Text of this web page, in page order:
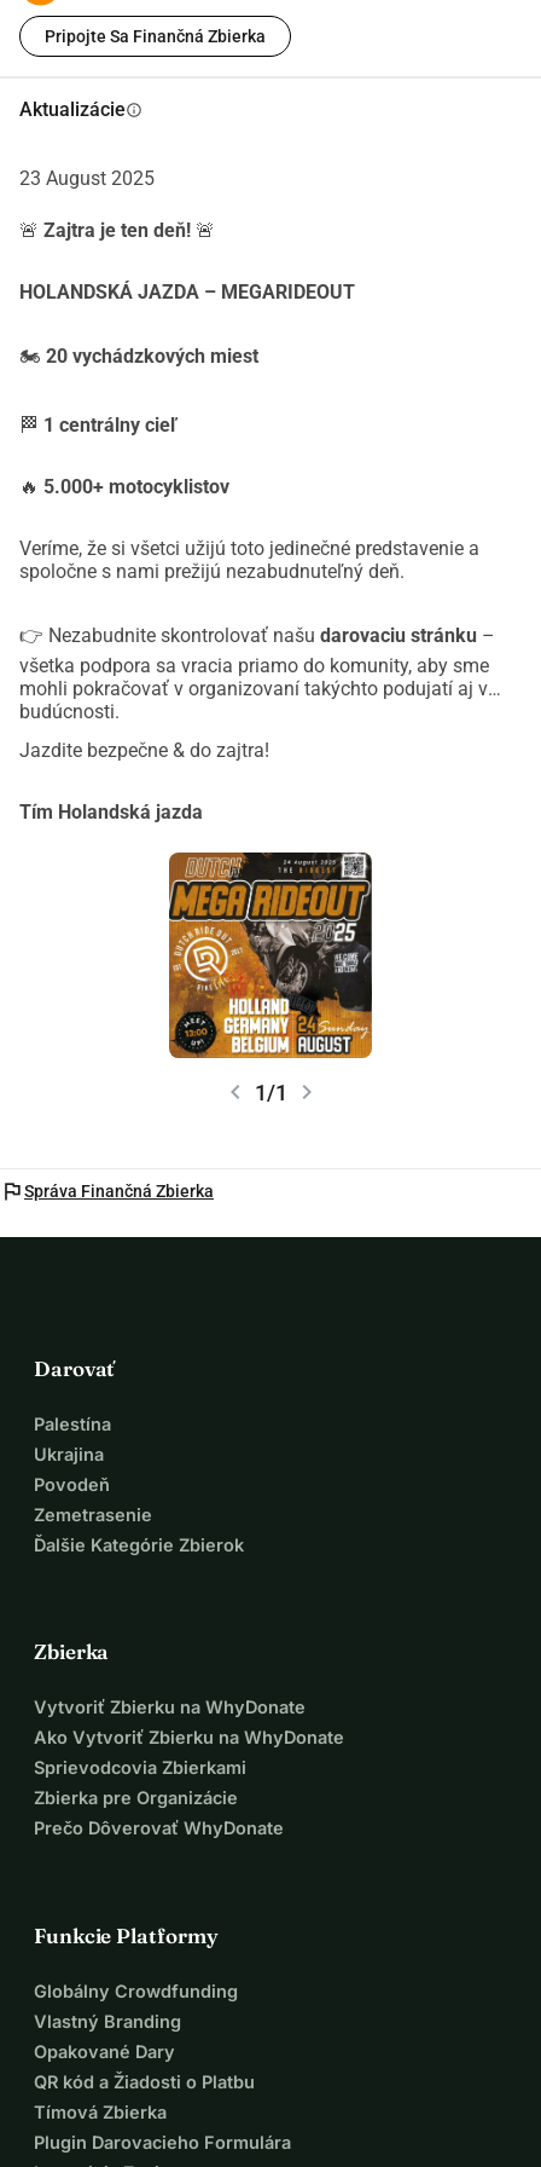
Ty si bol/a pri tom. Ty si to zažil/a. Pomôž nám malým
ešte lepším, bezpečnejším a väčším.
Daruj teraz a pomôž budovať budúcnosť.
Pripojte Sa Finančná Zbierka
Aktualizácieinfo
23 August 2025
🚨 Zajtra je ten deň! 🚨
HOLANDSKÁ JAZDA – MEGARIDEOUT
🏍️ 20 vychádzkových miest
🏁 1 centrálny cieľ
🔥 5.000+ motocyklistov
Veríme, že si všetci užijú toto jedinečné predstavenie a
spoločne s nami prežijú nezabudnuteľný deň.
👉 Nezabudnite skontrolovať našu darovaciu stránku –
všetka podpora sa vracia priamo do komunity, aby sme
mohli pokračovať v organizovaní takýchto podujatí aj v
budúcnosti.
Jazdite bezpečne & do zajtra!
Tím Holandská jazda
chevron_left 1/1 chevron_right
flagSpráva Finančná Zbierka
Darovať
Palestína
Ukrajina
Povodeň
Zemetrasenie
Ďalšie Kategórie Zbierok
Zbierka
Vytvoriť Zbierku na WhyDonate
Ako Vytvoriť Zbierku na WhyDonate
Sprievodcovia Zbierkami
Zbierka pre Organizácie
Prečo Dôverovať WhyDonate
Funkcie Platformy
Globálny Crowdfunding
Vlastný Branding
Opakované Dary
QR kód a Žiadosti o Platbu
Tímová Zbierka
Plugin Darovacieho Formulára